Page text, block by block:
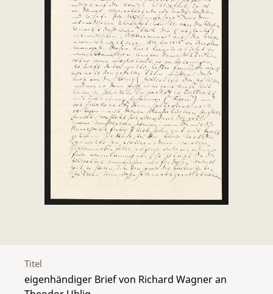
Titel
eigenhändiger Brief von Richard Wagner an